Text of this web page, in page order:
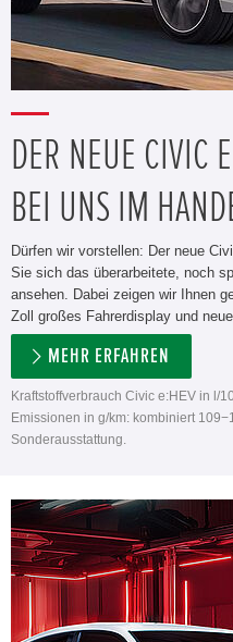
DER NEUE CIVIC
BEI UNS IM
Dürfen wir vorstellen: Der neue
Sie sich das überarbeitete, noch
ansehen. Dabei zeigen wir Ihnen
Zoll großes Fahrerdisplay und
MEHR ERFAHREN
Kraftstoffverbrauch Civic e:HEV in l/
Emissionen in g/km: kombiniert
Sonderausstattung.